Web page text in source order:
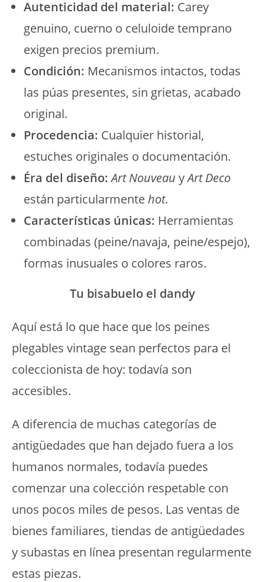
Autenticidad del material: Carey
genuino, cuerno o celuloide temprano
exigen precios premium.
Condición: Mecanismos intactos, todas
las púas presentes, sin grietas, acabado
original.
Procedencia: Cualquier historial,
estuches originales o documentación.
Éra del diseño: Art Nouveau yArt Deco
están particularmentehot.
Características únicas: Herramientas
combinadas (peine/navaja, peine/espejo),
formas inusuales o colores raros.
Tu bisabuelo el dandy
Aquí está lo que hace que los peines
plegables vintage sean perfectos para el
coleccionista de hoy: todavía son
accesibles.
A diferencia de muchas categorías de
antigüedades que han dejado fuera a los
humanos normales, todavía puedes
comenzar una colección respetable con
unos pocos miles de pesos. Las ventas de
bienes familiares, tiendas de antigüedades
y subastas en línea presentan regularmente
estas piezas.